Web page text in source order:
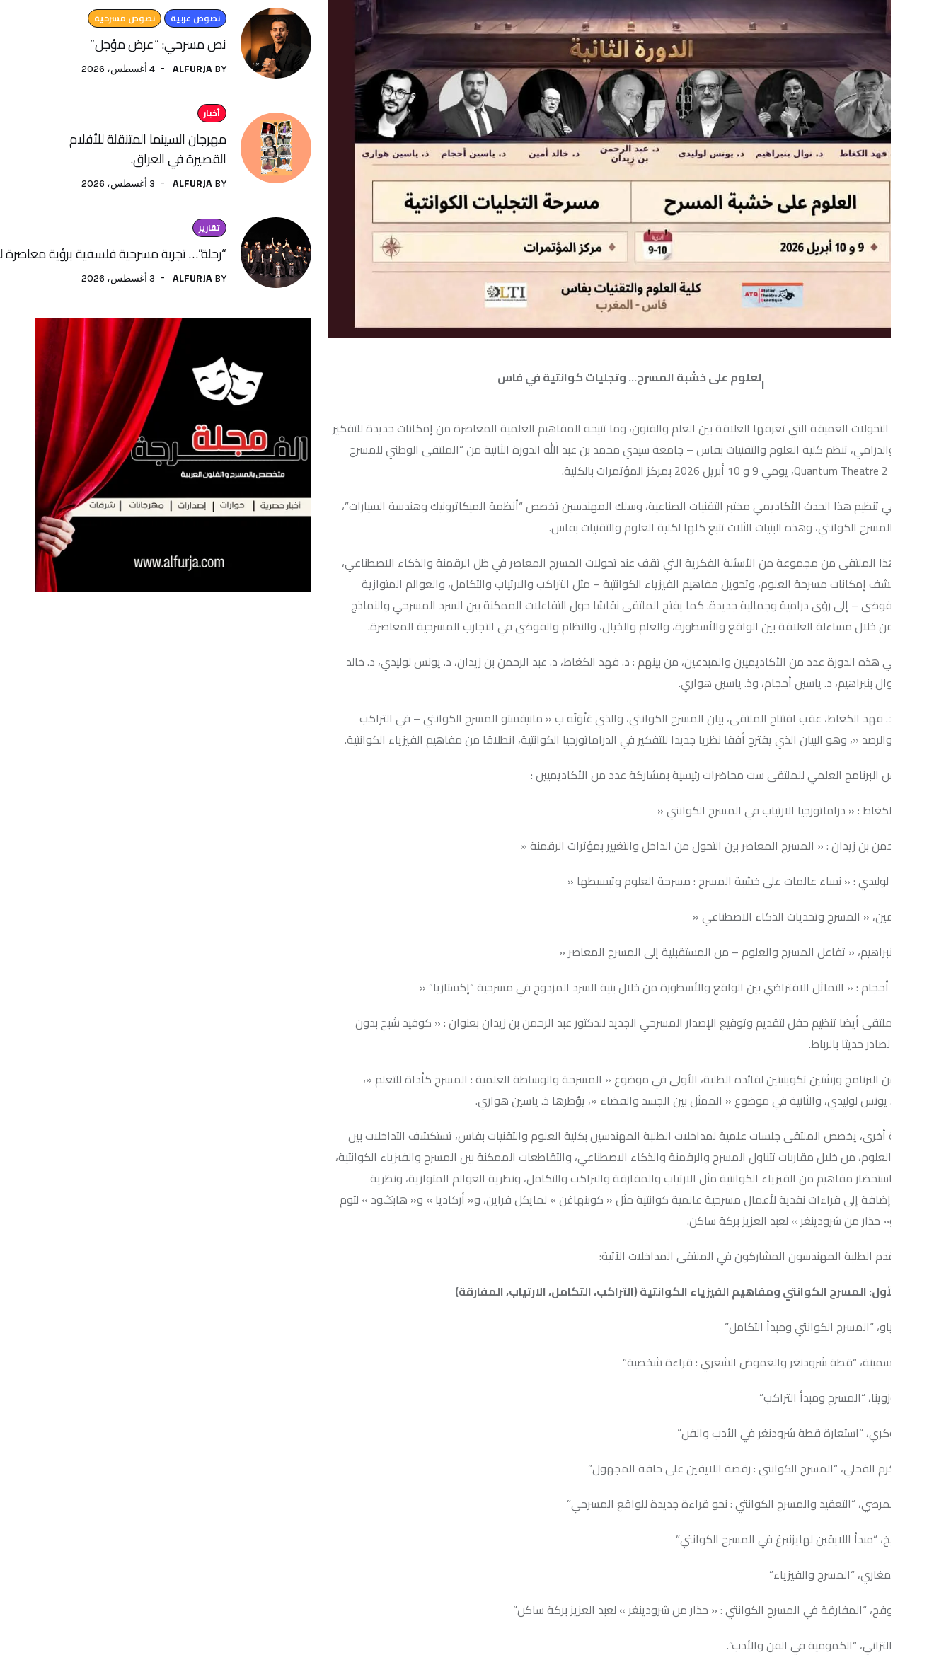
لعلوم على خشبة المسرح… وتجليات كوانتية في فاس
العميقة التي تعرفها العلاقة بين العلم والفنون، وما تتيحه المفاهيم العلمية المعاصرة من إمكانات جديدة للتفكير
تنظم كلية العلوم والتقنيات بفاس – جامعة سيدي محمد بن عبد الله الدورة الثانية من “الملتقى الوطني للمسرح
تنظيم هذا الحدث الأكاديمي مختبر التقنيات الصناعية، وسلك المهندسين تخصص “أنظمة الميكاترونيك وهندسة السيارات”،
الكوانتي، وهذه البنيات الثلاث تتبع كلها لكلية العلوم والتقنيات بفاس.
الملتقى من مجموعة من الأسئلة الفكرية التي تقف عند تحولات المسرح المعاصر في ظل الرقمنة والذكاء الاصطناعي،
إمكانات مسرحة العلوم، وتحويل مفاهيم الفيزياء الكوانتية – مثل التراكب والارتياب والتكامل، والعوالم المتوازية
– إلى رؤى درامية وجمالية جديدة. كما يفتح الملتقى نقاشا حول التفاعلات الممكنة بين السرد المسرحي والنماذج
خلال مساءلة العلاقة بين الواقع والأسطورة، والعلم والخيال، والنظام والفوضى في التجارب المسرحية المعاصرة.
هذه الدورة عدد من الأكاديميين والمبدعين، من بينهم : د. فهد الكغاط، د. عبد الرحمن بن زيدان، د. يونس لوليدي، د. خالد
بنبراهيم، د. ياسين أحجام، وذ. ياسين هواري.
الكغاط، عقب افتتاح الملتقى، بيان المسرح الكوانتي، والذي عَنْوَنَه ب « مانيفستو المسرح الكوانتي – في التراكب
«، وهو البيان الذي يقترح أفقا نظريا جديدا للتفكير في الدراماتورجيا الكوانتية، انطلاقا من مفاهيم الفيزياء الكوانتية.
البرنامج العلمي للملتقى ست محاضرات رئيسية بمشاركة عدد من الأكاديميين :
: « دراماتورجيا الارتياب في المسرح الكوانتي «
بن زيدان : « المسرح المعاصر بين التحول من الداخل والتغيير بمؤثرات الرقمنة «
: « نساء عالمات على خشبة المسرح : مسرحة العلوم وتبسيطها «
« المسرح وتحديات الذكاء الاصطناعي «
« تفاعل المسرح والعلوم – من المستقبلية إلى المسرح المعاصر «
: « التماثل الافتراضي بين الواقع والأسطورة من خلال بنية السرد المزدوج في مسرحية “إكستازيا” «
أيضا تنظيم حفل لتقديم وتوقيع الإصدار المسرحي الجديد للدكتور عبد الرحمن بن زيدان بعنوان : « كوفيد شبح بدون
حديثا بالرباط.
ورشتين تكوينيتين لفائدة الطلبة، الأولى في موضوع « المسرحة والوساطة العلمية : المسرح كأداة للتعلم «،
لوليدي، والثانية في موضوع « الممثل بين الجسد والفضاء «، يؤطرها ذ. ياسين هواري.
يخصص الملتقى جلسات علمية لمداخلات الطلبة المهندسين بكلية العلوم والتقنيات بفاس، تستكشف التداخلات بين
من خلال مقاربات تتناول المسرح والرقمنة والذكاء الاصطناعي، والتقاطعات الممكنة بين المسرح والفيزياء الكوانتية،
مفاهيم من الفيزياء الكوانتية مثل الارتياب والمفارقة والتراكب والتكامل، ونظرية العوالم المتوازية، ونظرية
إلى قراءات نقدية لأعمال مسرحية عالمية كوانتية مثل « كوبنهاغن » لمايكل فراين، و« أركاديا » و« هابݣود » لتوم
حذار من شرودينغر » لعبد العزيز بركة ساكن.
الطلبة المهندسون المشاركون في الملتقى المداخلات الآتية:
المسرح الكوانتي ومفاهيم الفيزياء الكوانتية(التراكب، التكامل،الارتياب، المفارقة)
“المسرح الكوانتي ومبدأ التكامل”
“قطة شرودنغر والغموض الشعري : قراءة شخصية”
“المسرح ومبدأ التراكب”
“استعارة قطة شرودنغر في الأدب والفن”
الفحلي، “المسرح الكوانتي : رقصة اللايقين على حافة المجهول”
“التعقيد والمسرح الكوانتي : نحو قراءة جديدة للواقع المسرحي”
“مبدأ اللايقين لهايزنبرغ في المسرح الكوانتي”
“المسرح والفيزياء”
“المفارقة في المسرح الكوانتي : « حذار من شرودينغر » لعبد العزيز بركة ساكن”
“الكمومية في الفن والأدب”.
نصوص عربية نصوص مسرحية
نص مسرحي: “عرض مؤجل”
BY
ALFURJA 4 أغسطس، 2026
أخبار
مهرجان السينما المتنقلة للأفلام
القصيرة في العراق.
BY
ALFURJA 3 أغسطس، 2026
“رحلة”… تجربة مسرحية فلسفية برؤية معاصرة لفنون الأداء
BY
ALFURJA 3 أغسطس، 2026